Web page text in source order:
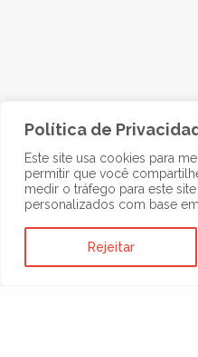
Política de
Este site usa cookies para
permitir que você
medir o tráfego para este
personalizados com base
Rejeitar